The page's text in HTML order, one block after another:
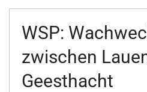
WSP:
zwischen
Geesthacht